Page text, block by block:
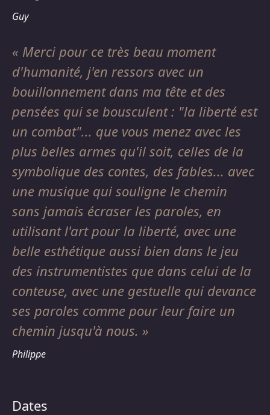
Guy
Merci pour ce très beau moment
d'humanité, j'en ressors avec un
bouillonnement dans ma tête et des
pensées qui se bousculent : "la liberté est
un combat"... que vous menez avec les
plus belles armes qu'il soit, celles de la
symbolique des contes, des fables... avec
une musique qui souligne le chemin
sans jamais écraser les paroles, en
utilisant l'art pour la liberté, avec une
belle esthétique aussi bien dans le jeu
des instrumentistes que dans celui de la
conteuse, avec une gestuelle qui devance
ses paroles comme pour leur faire un
chemin jusqu'à nous.
Philippe
Dates